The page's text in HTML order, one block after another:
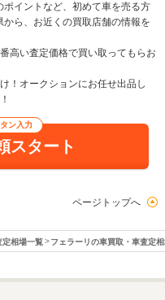
イントなど、初めて車を売る方
ら、お近くの買取店舗の情報を
高い査定価格で買い取ってもらお
！オークションにお任せ出品し
ン入力
スタート
ページトップへ
定相場一覧 フェラーリの車買取・車査定